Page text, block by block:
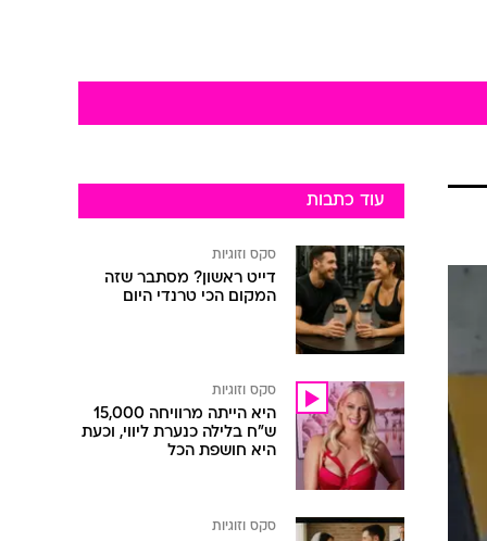
עוד כתבות
סקס וזוגיות
דייט ראשון? מסתבר שזה
המקום הכי טרנדי היום
סקס וזוגיות
היא הייתה מרוויחה 15,000
ש"ח בלילה כנערת ליווי, וכעת
היא חושפת הכל
סקס וזוגיות